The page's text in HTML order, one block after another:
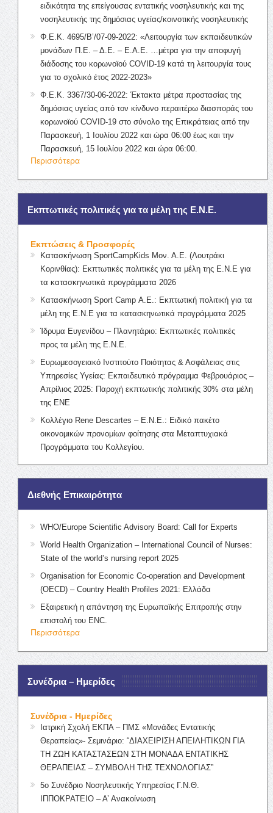
ειδικότητα της επείγουσας εντατικής νοσηλευτικής και της
νοσηλευτικής της δημόσιας υγείας/κοινοτικής νοσηλευτικής
Φ.Ε.Κ. 4695/Β’/07-09-2022: «Λειτουργία των εκπαιδευτικών
μονάδων Π.Ε. – Δ.Ε. – Ε.Α.Ε. …μέτρα για την αποφυγή
διάδοσης του κορωνοϊού COVID-19 κατά τη λειτουργία τους
για το σχολικό έτος 2022-2023»
Φ.Ε.Κ. 3367/30-06-2022: Έκτακτα μέτρα προστασίας της
δημόσιας υγείας από τον κίνδυνο περαιτέρω διασποράς του
κορωνοϊού COVID-19 στο σύνολο της Επικράτειας από την
Παρασκευή, 1 Ιουλίου 2022 και ώρα 06:00 έως και την
Παρασκευή, 15 Ιουλίου 2022 και ώρα 06:00.
Περισσότερα
Εκπτωτικές πολιτικές για τα μέλη της Ε.Ν.Ε.
Εκπτώσεις & Προσφορές
Κατασκήνωση SportCampKids Μον. Α.Ε. (Λουτράκι
Κορινθίας): Εκπτωτικές πολιτικές για τα μέλη της Ε.Ν.Ε για
τα κατασκηνωτικά προγράμματα 2026
Κατασκήνωση Sport Camp Α.Ε.: Εκπτωτική πολιτική για τα
μέλη της Ε.Ν.Ε για τα κατασκηνωτικά προγράμματα 2025
Ίδρυμα Ευγενίδου – Πλανητάριο: Εκπτωτικές πολιτικές
προς τα μέλη της Ε.Ν.Ε.
Ευρωμεσογειακό Ινστιτούτο Ποιότητας & Ασφάλειας στις
Υπηρεσίες Υγείας: Εκπαιδευτικό πρόγραμμα Φεβρουάριος –
Απρίλιος 2025: Παροχή εκπτωτικής πολιτικής 30% στα μέλη
της ΕΝΕ
Κολλέγιο Rene Descartes – Ε.Ν.Ε.: Ειδικό πακέτο
οικονομικών προνομίων φοίτησης στα Μεταπτυχιακά
Προγράμματα του Κολλεγίου.
Διεθνής Επικαιρότητα
WHO/Europe Scientific Advisory Board: Call for Experts
World Health Organization – International Council of Nurses:
State of the world’s nursing report 2025
Organisation for Economic Co-operation and Development
(OECD) – Country Health Profiles 2021: Ελλάδα
Εξαιρετική η απάντηση της Ευρωπαϊκής Επιτροπής στην
επιστολή του ENC.
Περισσότερα
Συνέδρια – Ημερίδες
Συνέδρια - Ημερίδες
Ιατρική Σχολή ΕΚΠΑ – ΠΜΣ «Μονάδες Εντατικής
Θεραπείας»- Σεμινάριο: “ΔΙΑΧΕΙΡΙΣΗ ΑΠΕΙΛΗΤΙΚΩΝ ΓΙΑ
ΤΗ ΖΩΗ ΚΑΤΑΣΤΑΣΕΩΝ ΣΤΗ ΜΟΝΑΔΑ ΕΝΤΑΤΙΚΗΣ
ΘΕΡΑΠΕΙΑΣ – ΣΥΜΒΟΛΗ ΤΗΣ ΤΕΧΝΟΛΟΓΙΑΣ”
5ο Συνέδριο Νοσηλευτικής Υπηρεσίας Γ.Ν.Θ.
ΙΠΠΟΚΡΑΤΕΙΟ – Α’ Ανακοίνωση